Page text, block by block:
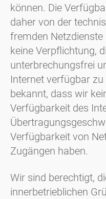
können. Die
daher von der
fremden
keine Verpflichtung,
unterbrechungsfrei
Internet verfügbar
bekannt, dass wir
Verfügbarkeit des
Verfügbarkeit von
Zugängen haben.
Wir sind berechtigt,
innerbetrieblichen